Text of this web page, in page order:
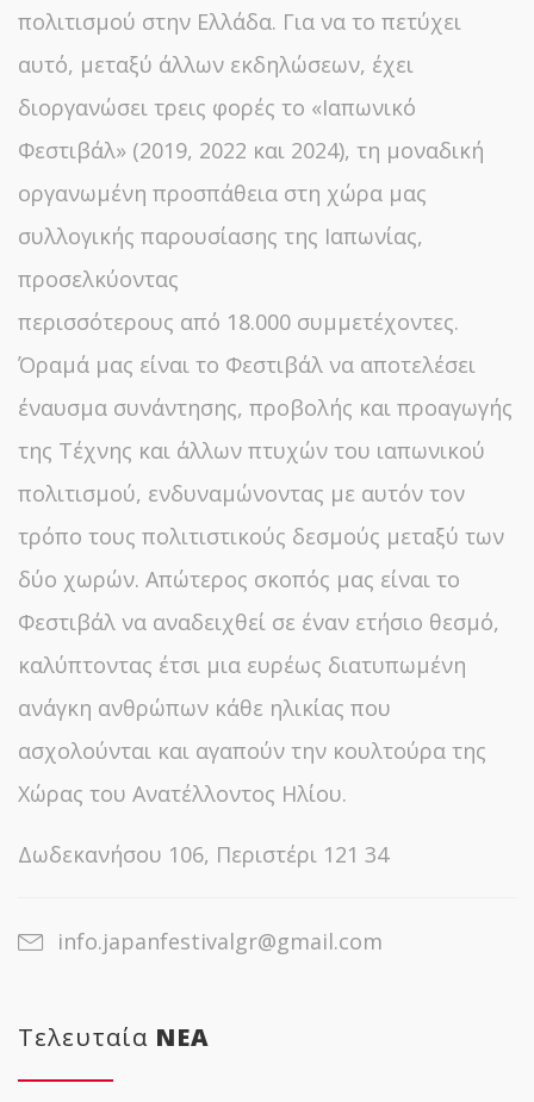
πολιτισμού στην Ελλάδα. Για να το πετύχει
αυτό, μεταξύ άλλων εκδηλώσεων, έχει
διοργανώσει τρεις φορές το «Ιαπωνικό
Φεστιβάλ» (2019, 2022 και 2024), τη μοναδική
οργανωμένη προσπάθεια στη χώρα μας
συλλογικής παρουσίασης της Ιαπωνίας,
προσελκύοντας
περισσότερους από 18.000 συμμετέχοντες.
Όραμά μας είναι το Φεστιβάλ να αποτελέσει
έναυσμα συνάντησης, προβολής και προαγωγής
της Τέχνης και άλλων πτυχών του ιαπωνικού
πολιτισμού, ενδυναμώνοντας με αυτόν τον
τρόπο τους πολιτιστικούς δεσμούς μεταξύ των
δύο χωρών. Απώτερος σκοπός μας είναι το
Φεστιβάλ να αναδειχθεί σε έναν ετήσιο θεσμό,
καλύπτοντας έτσι μια ευρέως διατυπωμένη
ανάγκη ανθρώπων κάθε ηλικίας που
ασχολούνται και αγαπούν την κουλτούρα της
Χώρας του Ανατέλλοντος Ηλίου.
Δωδεκανήσου 106, Περιστέρι 121 34
info.japanfestivalgr@gmail.com
Τελευταία NΕΑ